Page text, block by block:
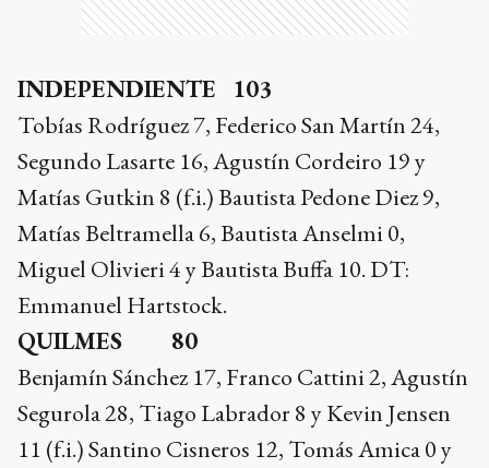
INDEPENDIENTE 103
Tobías Rodríguez 7, Federico San Martín 24,
Segundo Lasarte 16, Agustín Cordeiro 19 y
Matías Gutkin 8 (f.i.) Bautista Pedone Diez 9,
Matías Beltramella 6, Bautista Anselmi 0,
Miguel Olivieri 4 y Bautista Buffa 10. DT:
Emmanuel Hartstock.
QUILMES 80
Benjamín Sánchez 17, Franco Cattini 2, Agustín
Segurola 28, Tiago Labrador 8 y Kevin Jensen
11 (f.i.) Santino Cisneros 12, Tomás Amica 0 y